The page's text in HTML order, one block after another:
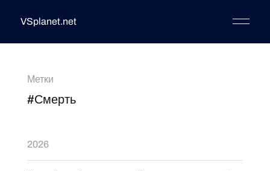
VSplanet.net
Метки
#Смерть
2026